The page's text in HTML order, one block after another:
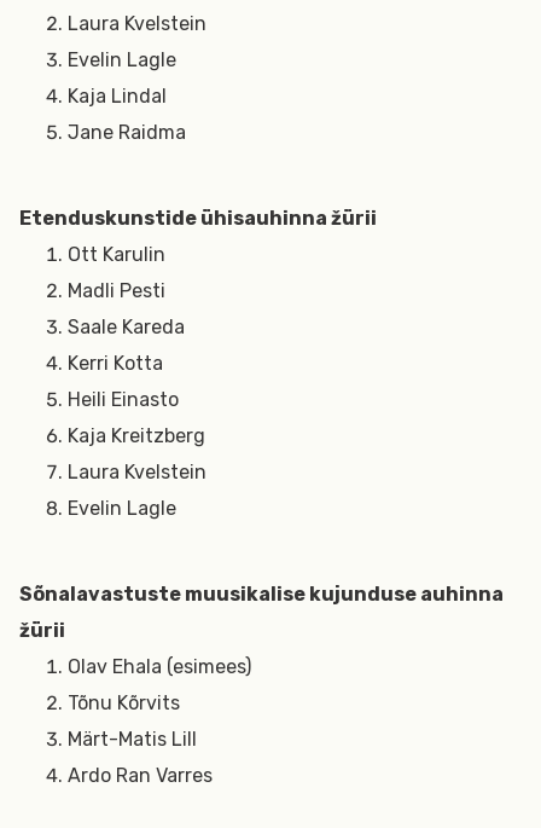
Laura Kvelstein
Evelin Lagle
Kaja Lindal
Jane Raidma
Etenduskunstide ühisauhinna žürii
Ott Karulin
Madli Pesti
Saale Kareda
Kerri Kotta
Heili Einasto
Kaja Kreitzberg
Laura Kvelstein
Evelin Lagle
Sõnalavastuste muusikalise kujunduse auhinna
žürii
Olav Ehala (esimees)
Tõnu Kõrvits
Märt-Matis Lill
Ardo Ran Varres